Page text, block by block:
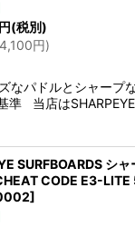
絞り込む
円(税別)
円)
なパドルとシャープ
準 当店は
SURFBOARDS シ
CODE E3-
]